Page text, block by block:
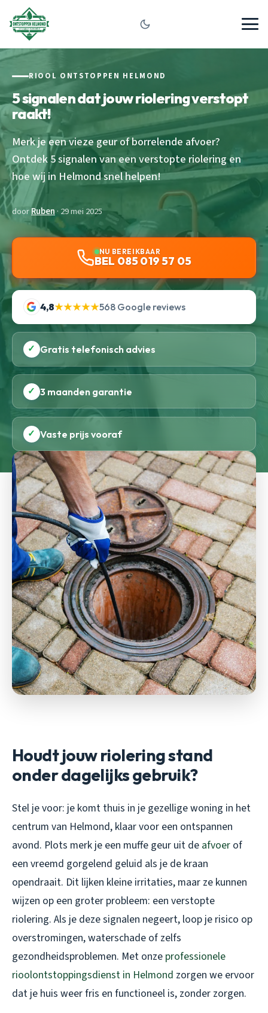
RIOOL ONTSTOPPEN HELMOND
5 signalen dat jouw riolering verstopt
raakt!
Merk je een vieze geur of borrelende afvoer?
Ontdek 5 signalen van een verstopte riolering en
hoe wij in Helmond snel helpen!
doorRuben· 29 mei 2025
NU BEREIKBAAR
BEL 085 019 57 05
4,8★★★★★568 Google reviews
✓ Gratis telefonisch advies
✓ 3 maanden garantie
✓ Vaste prijs vooraf
Houdt jouw riolering stand
onder dagelijks gebruik?
Stel je voor: je komt thuis in je gezellige woning in het
centrum van Helmond, klaar voor een ontspannen
avond. Plots merk je een muffe geur uit de afvoer of
een vreemd gorgelend geluid als je de kraan
opendraait. Dit lijken kleine irritaties, maar ze kunnen
wijzen op een groter probleem: een verstopte
riolering. Als je deze signalen negeert, loop je risico op
overstromingen, waterschade of zelfs
gezondheidsproblemen. Met onze professionele
rioolontstoppingsdienst in Helmond zorgen we ervoor
dat je huis weer fris en functioneel is, zonder zorgen.